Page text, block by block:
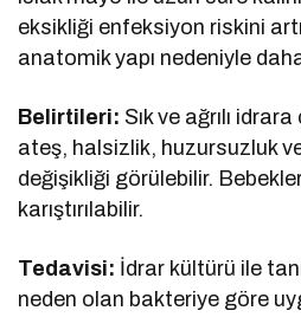
eksikliği enfeksiyon riskini
anatomik yapı nedeniyle
Belirtileri: Sık ve ağrılı
ateş, halsizlik, huzursuzluk
değişikliği görülebilir.
karıştırılabilir.
Tedavisi: İdrar kültürü ile
neden olan bakteriye göre